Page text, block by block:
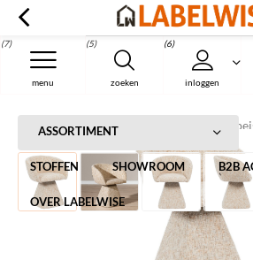
zoeken
(5)
inloggen
(6)
menu
(7)
Menu
ASSORTIMENT
STOFFEN SHOWROOM B2B
OVER LABELWISE
Home Stoel Lenn draaibaar chenille